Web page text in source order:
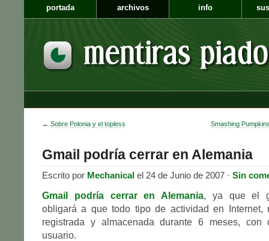
portada archivos info
← Sobre Polonia y el topless Smashing
Gmail podría cerrar en Alemania
Escrito por Mechanical el 24 de Junio de 2007 · Sin
Gmail podría cerrar en Alemania, ya que el
obligará a que todo tipo de actividad en Internet,
registrada y almacenada durante 6 meses, con
usuario.